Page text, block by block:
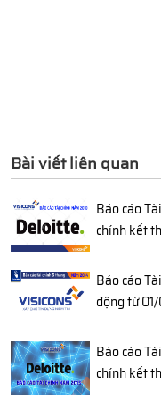
Bài viết liên quan
Báo cáo
chính kết
Báo cáo
động từ
Báo cáo
chính kết